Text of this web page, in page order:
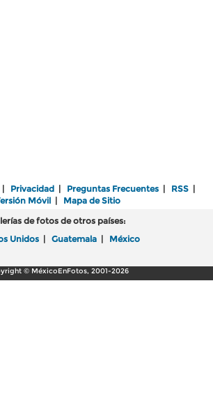
| Privacidad | Preguntas Frecuentes | RSS |
Móvil| Mapa de Sitio
de fotos de otros países:
Unidos | Guatemala | México
© MéxicoEnFotos, 2001-2026